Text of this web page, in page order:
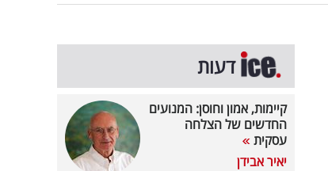
דעות
קיימות, אמון וחוסן: המנועים
החדשים של הצלחה
עסקית
יאיר אבידן